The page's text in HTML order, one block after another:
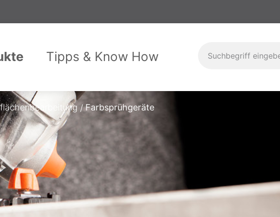
Tipps & Know How
Farbsprühgeräte